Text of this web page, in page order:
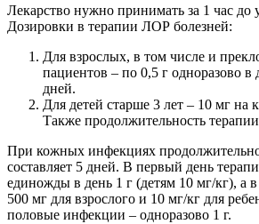
Лекарство нужно принимать за 1 час до
Дозировки в терапии ЛОР болезней:
Для взрослых, в том числе и
пациентов – по 0,5 г одноразово в
дней.
Для детей старше 3 лет – 10 мг на
Также продолжительность
При кожных инфекциях
составляет 5 дней. В первый день
единожды в день 1 г (детям 10 мг/кг), а
500 мг для взрослого и 10 мг/кг для
половые инфекции – одноразово 1 г.